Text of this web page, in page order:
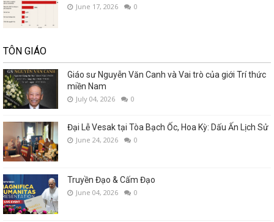
June 17, 2026 0
TÔN GIÁO
Giáo sư Nguyễn Văn Canh và Vai trò của giới Trí thức
miền Nam
July 04, 2026 0
Đại Lễ Vesak tại Tòa Bạch Ốc, Hoa Kỳ: Dấu Ấn Lịch Sử
June 24, 2026 0
Truyền Đạo & Cấm Đạo
June 04, 2026 0